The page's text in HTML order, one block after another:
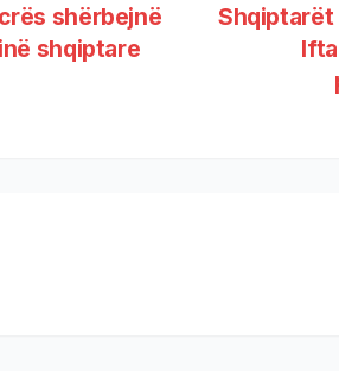
Shqiptarët
shërbejnë
shqiptare